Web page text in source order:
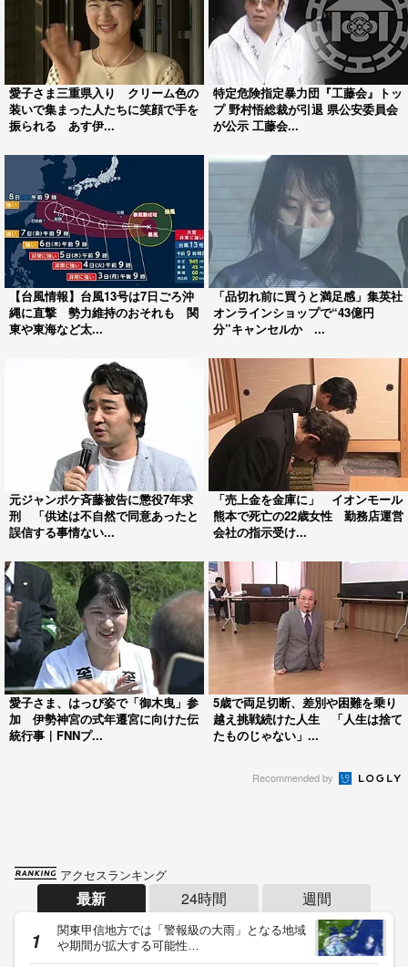
愛子さま三重県入り クリーム色の
装いで集まった人たちに笑顔で手を
振られる あす伊...
特定危険指定暴力団『工藤会』トッ
プ 野村悟総裁が引退 県公安委員会
が公示 工藤会...
【台風情報】台風13号は7日ごろ沖
縄に直撃 勢力維持のおそれも 関
東や東海など太...
「品切れ前に買うと満足感」集英社
オンラインショップで“43億円
分”キャンセルか ...
元ジャンポケ斉藤被告に懲役7年求
刑 「供述は不自然で同意あったと
誤信する事情ない...
「売上金を金庫に」 イオンモール
熊本で死亡の22歳女性 勤務店運営
会社の指示受け...
愛子さま、はっぴ姿で「御木曳」参
加 伊勢神宮の式年遷宮に向けた伝
統行事｜FNNプ...
5歳で両足切断、差別や困難を乗り
越え挑戦続けた人生 「人生は捨て
たものじゃない」...
Recommended by
アクセスランキング
最新 24時間 週間
関東甲信地方では「警報級の大雨」となる地域
や期間が拡大する可能性…